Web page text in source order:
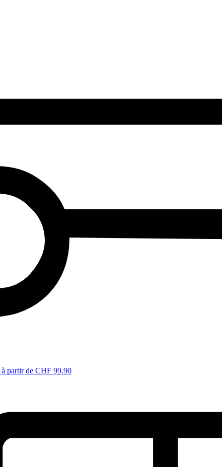
à partir de CHF 99.90